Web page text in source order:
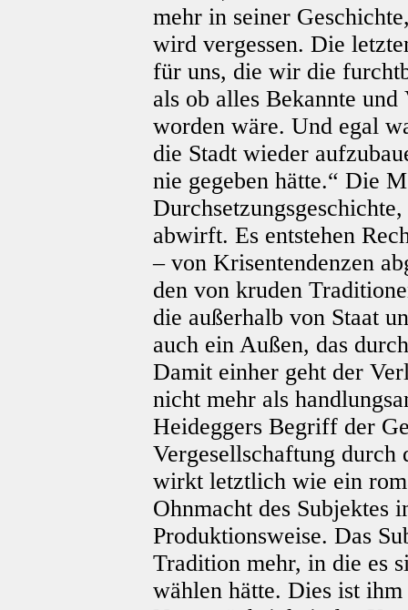
mehr in seiner
wird vergessen. Die
für uns, die wir die
als ob alles Bekannte
worden wäre. Und egal
die Stadt wieder
nie gegeben hätte.“ Die
abwirft. Es entstehen
– von Krisentendenzen
den von kruden
die außerhalb von Staat
auch ein Außen, das
Damit einher geht der
nicht mehr als
Heideggers Begriff der
Vergesellschaftung durch
wirkt letztlich wie ein
Ohnmacht des Subjektes
Produktionsweise. Das
Tradition mehr, in die es
wählen hätte. Dies ist